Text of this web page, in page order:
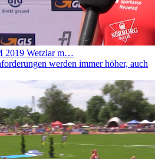
2019 Wetzlar m…
werden immer höher, auch